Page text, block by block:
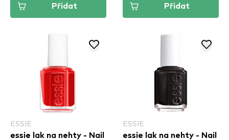
Přidat Přidat
ESSIE
essie lak na nehty - Nail
ESSIE
essie lak na nehty - Nail